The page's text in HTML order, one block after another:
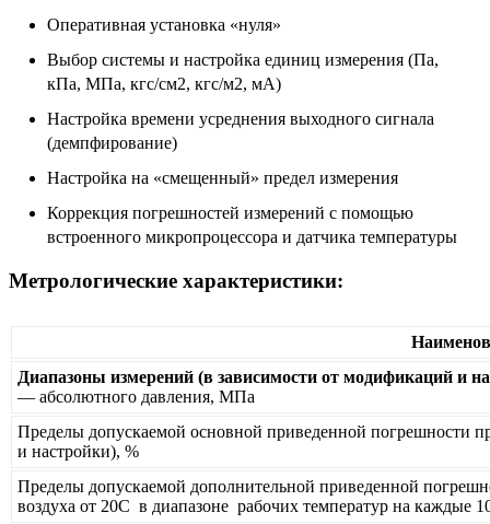
Оперативная установка «нуля»
Выбор системы и настройка единиц измерения (Па,
кПа, МПа, кгс/см2, кгс/м2, мА)
Настройка времени усреднения выходного сигнала
(демпфирование)
Настройка на «смещенный» предел измерения
Коррекция погрешностей измерений с помощью
встроенного микропроцессора и датчика температуры
Метрологические характеристики:
Диапазоны измерений (в зависимости от модификаций и
— абсолютного давления, МПа
Пределы допускаемой основной приведенной погрешности
и настройки), %
Пределы допускаемой дополнительной приведенной
воздуха от 20С в диапазоне рабочих температур на каждые